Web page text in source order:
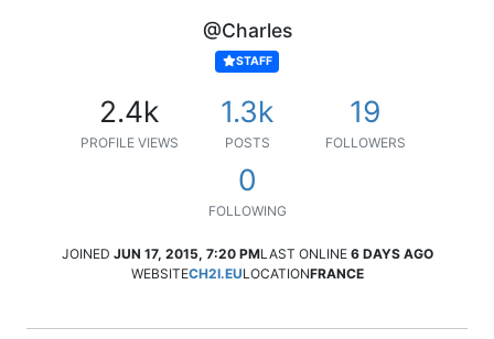
@Charles
STAFF
2.4k
PROFILE VIEWS
1.3k
POSTS
19
FOLLOWERS
0
FOLLOWING
JOINED JUN 17, 2015, 7:20 PMLAST ONLINE 6 DAYS AGO
WEBSITECH2I.EULOCATIONFRANCE